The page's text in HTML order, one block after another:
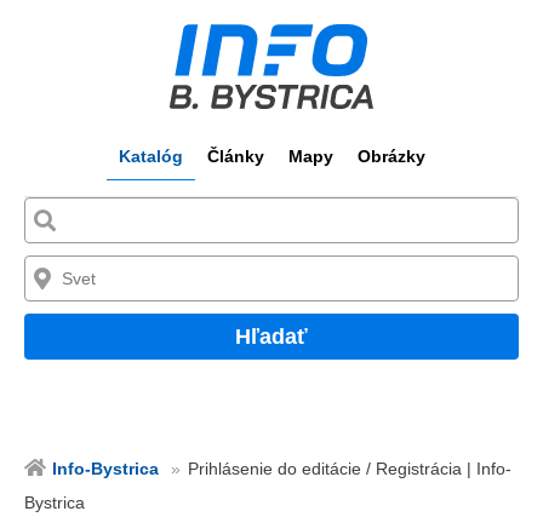
Katalóg Články Mapy Obrázky
Hľadať
Info-Bystrica
Prihlásenie do editácie / Registrácia | Info-
Bystrica